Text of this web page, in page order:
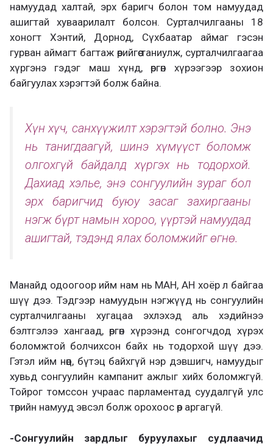
намуудад халтай, эрх баригч болон том намуудад
ашигтай хуваарилалт болсон. Сурталчилгааны 18
хоногт Хэнтий, Дорнод, Сүхбаатар аймаг гэсэн
гурван аймагт багтаж өөрийгөө таниулж, сурталчилгаагаа
хүргэнэ гэдэг маш хүнд, өргөн хүрээгээр зохион
байгуулах хэрэгтэй болж байна.
Хүн хүч, санхүүжилт хэрэгтэй болно. Энэ
нь танигдаагүй, шинэ хүмүүст боломж
олгохгүй байдалд хүргэх нь тодорхой.
Дахиад хэлье, энэ сонгуулийн зураг бол
эрх баригчид буюу засаг захиргааны
нэгж бүрт намын хороо, үүртэй намуудад
ашигтай, тэдэнд ялах боломжийг өгнө.
Манайд одоогоор ийм нам нь МАН, АН хоёр л байгаа
шүү дээ. Тэдгээр намуудын нэгжүүд нь сонгуулийн
сурталчилгааны хугацаа эхлэхэд аль хэдийнээ
бэлтгэлээ хангаад, өргөн хүрээнд сонгогчдод хүрэх
боломжтой болчихсон байх нь тодорхой шүү дээ.
Гэтэл ийм нөөц, бүтэц байхгүй нэр дэвшигч, намуудыг
хувьд сонгуулийн кампанит ажлыг хийх боломжгүй.
Тойрог томссон учраас парламентад суудалгүй улс
төрийн намууд эвсэл болж орохоос өөр аргагүй.
-Сонгуулийн зардлыг буруулахыг судлаачид